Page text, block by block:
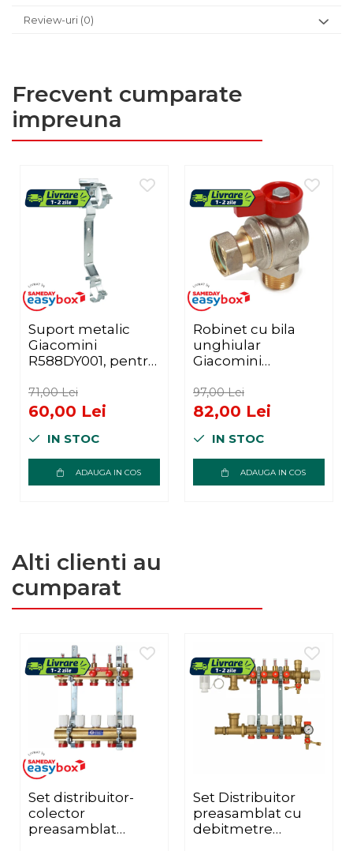
Review-uri (0)
Frecvent cumparate
impreuna
Suport metalic
Giacomini
R588DY001, pentru
modulare DN32,
compatibil cu
dulapurile de
distributie R500 si
R502
71,00 Lei
60,00 Lei
IN STOC
ADAUGA IN COS
Robinet cu bila
unghiular
Giacomini
exterior-interior
3/4", cu maner tip T
rosu, nichelat,
alama
97,00 Lei
82,00 Lei
IN STOC
ADAUGA IN COS
Alti clienti au
cumparat
Set distribuitor-
colector
preasamblat
Set Distribuitor
preasamblat cu
debitmetre